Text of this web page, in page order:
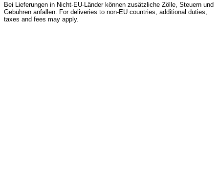
Bei Lieferungen in Nicht-EU-Länder können zusätzliche Zölle, Steuern und
Gebühren anfallen. For deliveries to non-EU countries, additional duties,
taxes and fees may apply.